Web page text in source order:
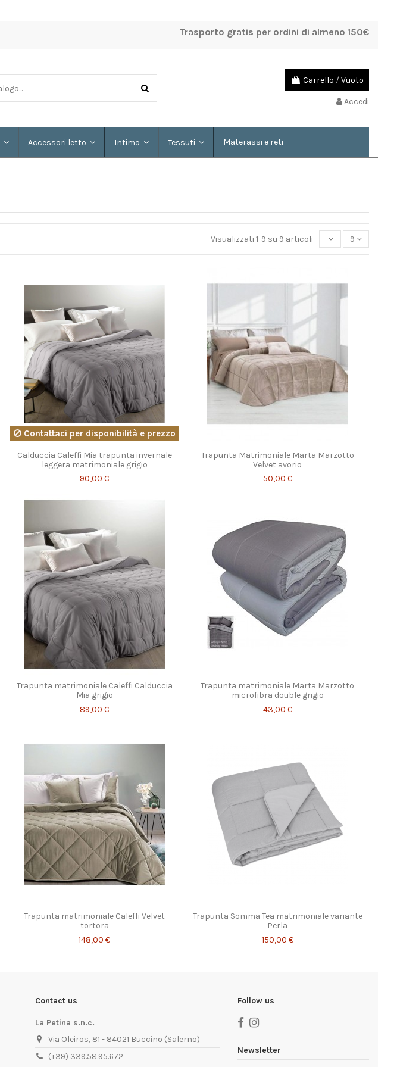
Trasporto gratis per ordini di almeno 150€
Carrello /Vuoto
Accedi
Accessori letto Intimo Tessuti Materassi e reti
Visualizzati 1-9 su 9 articoli 9
Contattaci per disponibilità e prezzo
Calduccia Caleffi Mia trapunta invernale
leggera matrimoniale grigio
90,00 €
Trapunta Matrimoniale Marta Marzotto
Velvet avorio
50,00 €
Trapunta matrimoniale Caleffi Calduccia
Mia grigio
89,00 €
Trapunta matrimoniale Marta Marzotto
microfibra double grigio
43,00 €
Trapunta matrimoniale Caleffi Velvet
tortora
148,00 €
Trapunta Somma Tea matrimoniale variante
Perla
150,00 €
Contact us
La Petina s.n.c.
Via Oleiros, 81 - 84021 Buccino (Salerno)
(+39) 339.58.95.672
Follow us
Newsletter